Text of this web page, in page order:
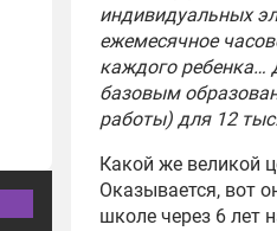
индивидуальных
ежемесячное
каждого ребенка…
базовым
работы) для 12
Какой же великой
Оказывается, вот
школе через 6 лет